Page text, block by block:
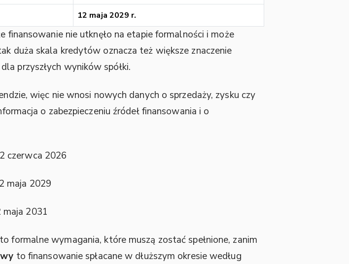
12 maja 2029 r.
nie utknęło na etapie formalności i może
duża skala kredytów oznacza też większe znaczenie
przyszłych wyników spółki.
więc nie wnosi nowych danych o sprzedaży, zysku czy
o zabezpieczeniu źródeł finansowania i o
czerwca 2026
maja 2029
maja 2031
to formalne wymagania, które muszą zostać spełnione, zanim
to finansowanie spłacane w dłuższym okresie według